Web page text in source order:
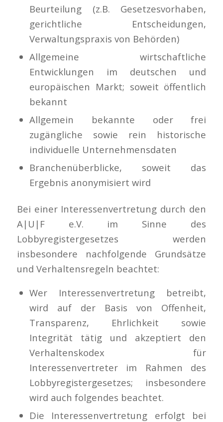
Beurteilung (z.B. Gesetzesvorhaben,
gerichtliche Entscheidungen,
Verwaltungspraxis von Behörden)
Allgemeine wirtschaftliche
Entwicklungen im deutschen und
europäischen Markt; soweit öffentlich
bekannt
Allgemein bekannte oder frei
zugängliche sowie rein historische
individuelle Unternehmensdaten
Branchenüberblicke, soweit das
Ergebnis anonymisiert wird
Bei einer Interessenvertretung durch den
A|U|F e.V. im Sinne des
Lobbyregistergesetzes werden
insbesondere nachfolgende Grundsätze
und Verhaltensregeln beachtet:
Wer Interessenvertretung betreibt,
wird auf der Basis von Offenheit,
Transparenz, Ehrlichkeit sowie
Integrität tätig und akzeptiert den
Verhaltenskodex für
Interessenvertreter im Rahmen des
Lobbyregistergesetzes; insbesondere
wird auch folgendes beachtet.
Die Interessenvertretung erfolgt bei